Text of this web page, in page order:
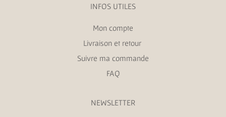
INFOS UTILES
Mon compte
Livraison et retour
Suivre ma commande
FAQ
NEWSLETTER